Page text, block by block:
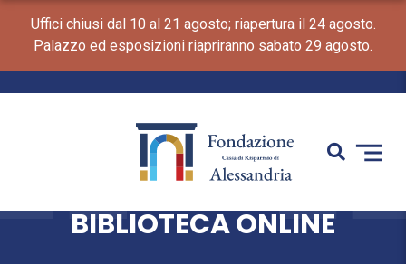
Uffici chiusi dal 10 al 21 agosto; riapertura il 24 agosto.
Palazzo ed esposizioni riapriranno sabato 29 agosto.
BIBLIOTECA ONLINE